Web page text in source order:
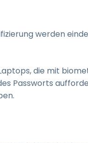
werden
die mit
Passworts